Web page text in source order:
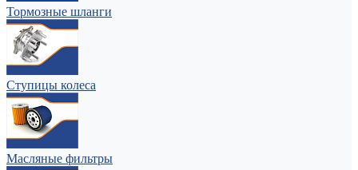
Тормозные шланги
Ступицы колеса
Масляные фильтры